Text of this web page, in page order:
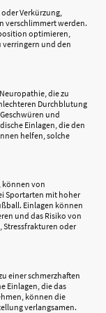
Verkürzung,
verschlimmert werden.
optimieren,
verringern und den
die zu
Durchblutung
und
Einlagen, die den
helfen, solche
können von
Sportarten mit hoher
Einlagen können
und das Risiko von
Stressfrakturen oder
einer schmerzhaften
Einlagen, die das
können die
verlangsamen.